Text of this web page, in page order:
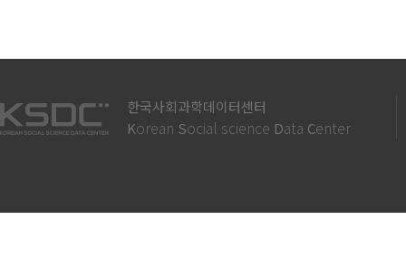
한국사회과학데이터센터
Korean Social science Data Center